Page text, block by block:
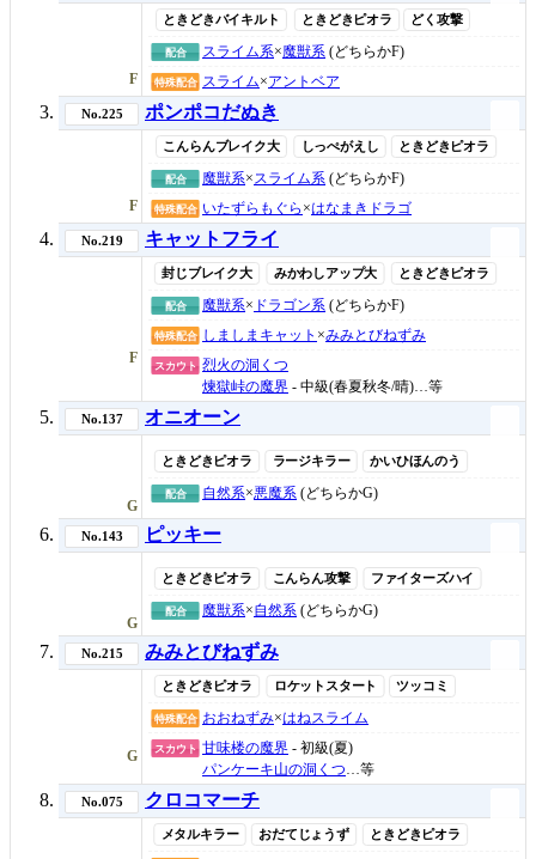
F
ときどきバイキルト ときどきピオラ どく攻撃
配合 スライム系×魔獣系 (どちらかF)
特殊配合 スライム×アントベア
No.225 ポンポコだぬき
F
こんらんブレイク大 しっぺがえし ときどきピオラ
配合 魔獣系× スライム系 (どちらかF)
特殊配合 いたずらもぐら ×はなまきドラゴ
No.219 キャットフライ
F
封じブレイク大 みかわしアップ大 ときどきピオラ
配合 魔獣系× ドラゴン系 (どちらかF)
特殊配合 しましまキャット ×みみとびねずみ
スカウト 烈火の洞くつ
煉獄峠の魔界 - 中級(春夏秋冬/晴)…等
No.137 オニオーン
G
ときどきピオラ ラージキラー かいひほんのう
配合 自然系×悪魔系 (どちらかG)
No.143 ピッキー
G
ときどきピオラ こんらん攻撃 ファイターズハイ
配合 魔獣系×自然系 (どちらかG)
No.215 みみとびねずみ
G
ときどきピオラ ロケットスタート ツッコミ
特殊配合 おおねずみ×はねスライム
スカウト 甘味楼の魔界 - 初級(夏)
パンケーキ山の洞くつ …等
No.075 クロコマーチ
メタルキラー おだてじょうず ときどきピオラ